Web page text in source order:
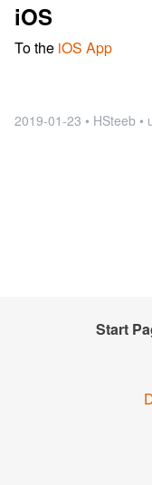
iOS
To the iOS App
2019-01-23 • HSteeb •
Start